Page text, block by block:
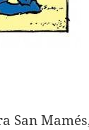
San